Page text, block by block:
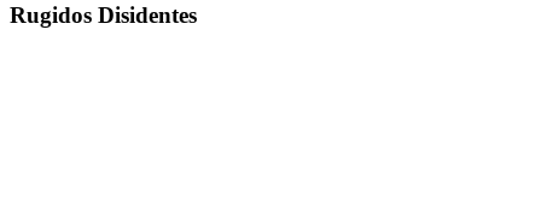
Rugidos Disidentes